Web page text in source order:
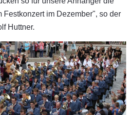
Festkonzert im Dezember", so der
Huttner.